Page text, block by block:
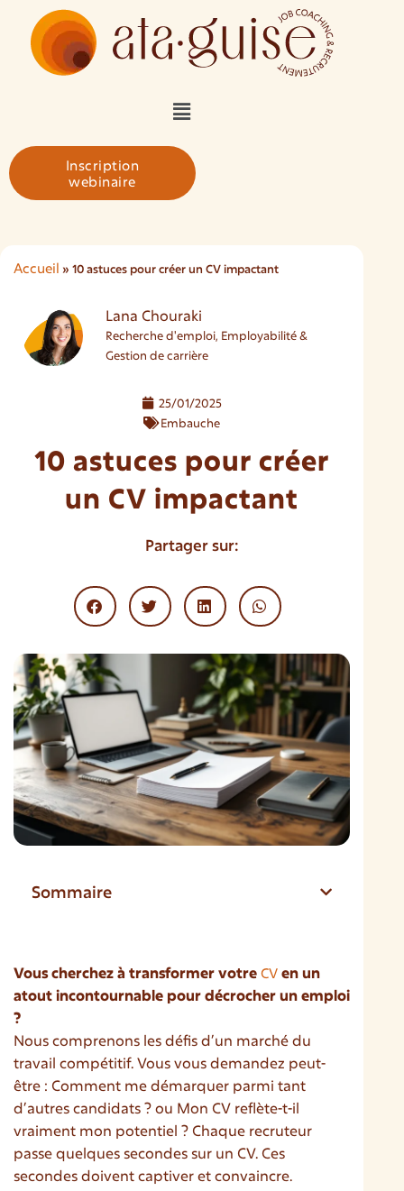
Inscription
webinaire
Accueil » 10 astuces pour créer un CV impactant
Lana Chouraki
Recherche d'emploi, Employabilité &
Gestion de carrière
25/01/2025
Embauche
10 astuces pour créer
un CV impactant
Partager sur:
Sommaire
Vous cherchez à transformer votre CV en un
atout incontournable pour décrocher un emploi
?
Nous comprenons les défis d’un marché du
travail compétitif. Vous vous demandez peut-
être : Comment me démarquer parmi tant
d’autres candidats ? ou Mon CV reflète-t-il
vraiment mon potentiel ? Chaque recruteur
passe quelques secondes sur un CV. Ces
secondes doivent captiver et convaincre.